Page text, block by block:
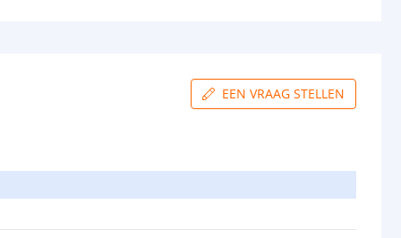
EEN VRAAG STELLEN